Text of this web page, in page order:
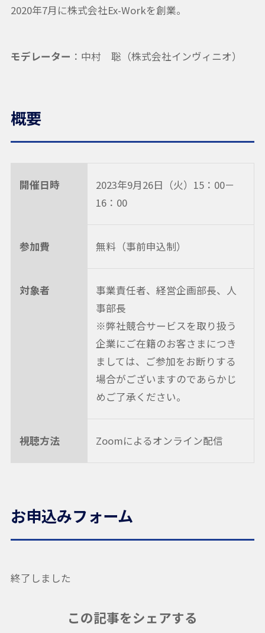
2020年7月に株式会社Ex-Workを創業。
モデレーター ：中村 聡（株式会社インヴィニオ）
概要
開催日時
2023年9月26日（火）15：00－
16：00
参加費 無料（事前申込制）
対象者
事業責任者、経営企画部長、人
事部長
※弊社競合サービスを取り扱う
企業にご在籍のお客さまにつき
ましては、ご参加をお断りする
場合がございますのであらかじ
めご了承ください。
視聴方法 Zoomによるオンライン配信
お申込みフォーム
終了しました
この記事をシェアする